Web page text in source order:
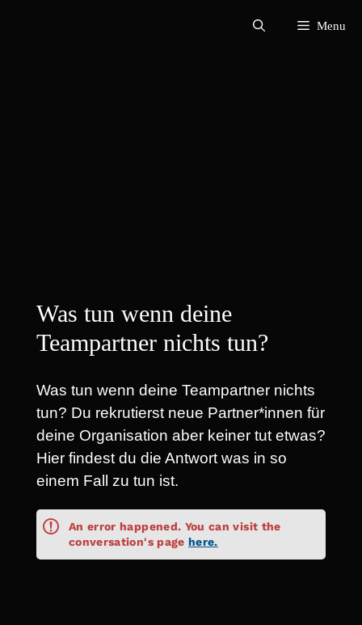
Menu
Was tun wenn deine
Teampartner nichts tun?
Was tun wenn deine Teampartner nichts
tun? Du rekrutierst neue Partner*innen für
deine Organisation aber keiner tut etwas?
Hier findest du die Antwort was in so
einem Fall zu tun ist.